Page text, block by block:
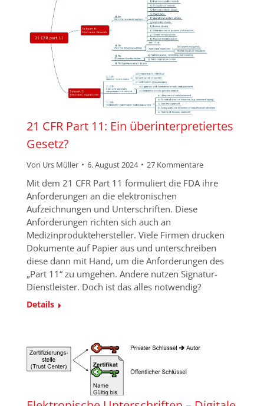
21 CFR Part 11: Ein überinterpretiertes
Gesetz?
Von Urs Müller 6. August 2024 27 Kommentare
Mit dem 21 CFR Part 11 formuliert die FDA ihre
Anforderungen an die elektronischen
Aufzeichnungen und Unterschriften. Diese
Anforderungen richten sich auch an
Medizinproduktehersteller. Viele Firmen drucken
Dokumente auf Papier aus und unterschreiben
diese dann mit Hand, um die Anforderungen des
„Part 11“ zu umgehen. Andere nutzen Signatur-
Dienstleister. Doch ist das alles notwendig?
Details